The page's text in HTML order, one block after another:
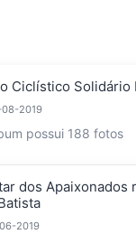
Ciclístico Solidário
08-2019
possui 188 fotos
dos Apaixonados
2019